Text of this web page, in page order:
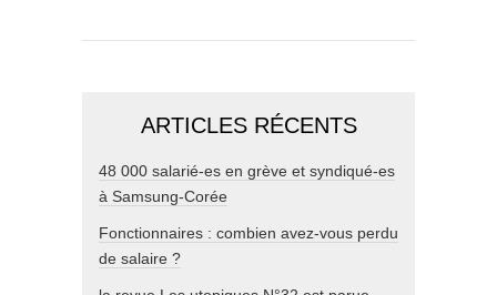
ARTICLES RÉCENTS
48 000 salarié-es en grève et syndiqué-es
à Samsung-Corée
Fonctionnaires : combien avez-vous perdu
de salaire ?